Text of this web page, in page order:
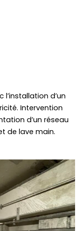
d’un
Intervention
d’un réseau
de lave main.